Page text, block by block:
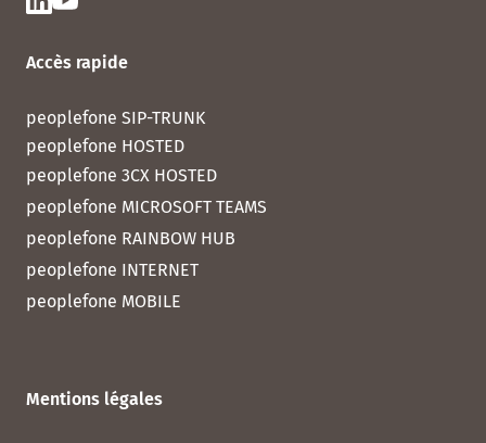
Accès rapide
peoplefone SIP-TRUNK
peoplefone HOSTED
peoplefone 3CX HOSTED
peoplefone MICROSOFT TEAMS
peoplefone RAINBOW HUB
peoplefone INTERNET
peoplefone MOBILE
Mentions légales